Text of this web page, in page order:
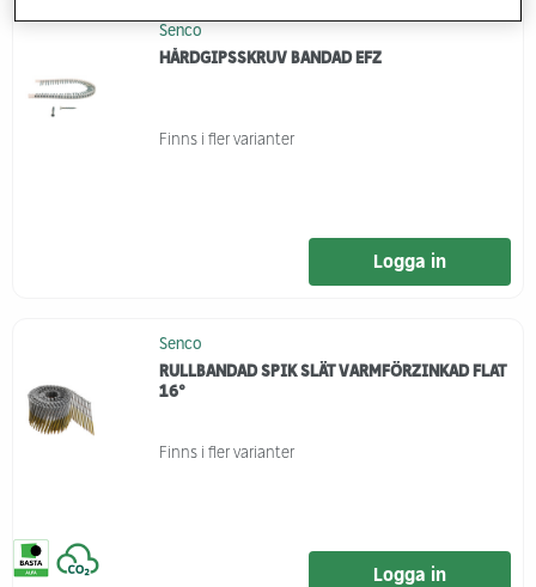
Senco
HÅRDGIPSSKRUV BANDAD EFZ
Finns i fler varianter
Logga in
Senco
RULLBANDAD SPIK SLÄT VARMFÖRZINKAD FLAT
16°
Finns i fler varianter
Logga in